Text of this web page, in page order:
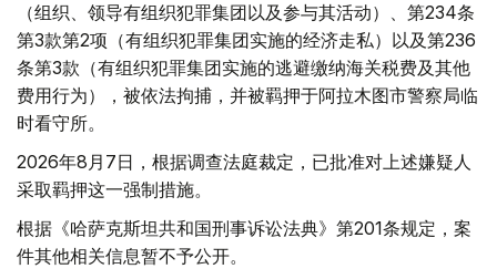
（组织、领导有组织犯罪集团以及参与其活动）、第234条
第3款第2项（有组织犯罪集团实施的经济走私）以及第236
条第3款（有组织犯罪集团实施的逃避缴纳海关税费及其他
费用行为），被依法拘捕，并被羁押于阿拉木图市警察局临
时看守所。
2026年8月7日，根据调查法庭裁定，已批准对上述嫌疑人
采取羁押这一强制措施。
根据《哈萨克斯坦共和国刑事诉讼法典》第201条规定，案
件其他相关信息暂不予公开。